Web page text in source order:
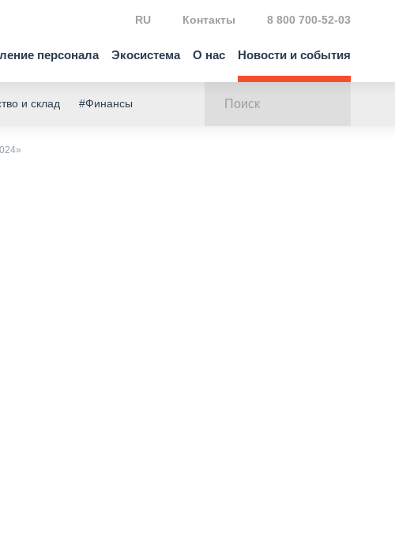
персонала Экосистема О нас Новости и события
RU Контакты 8 800 700-52-03
и склад #Финансы